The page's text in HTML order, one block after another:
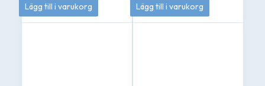
Lägg till i varukorg Lägg till i varukorg